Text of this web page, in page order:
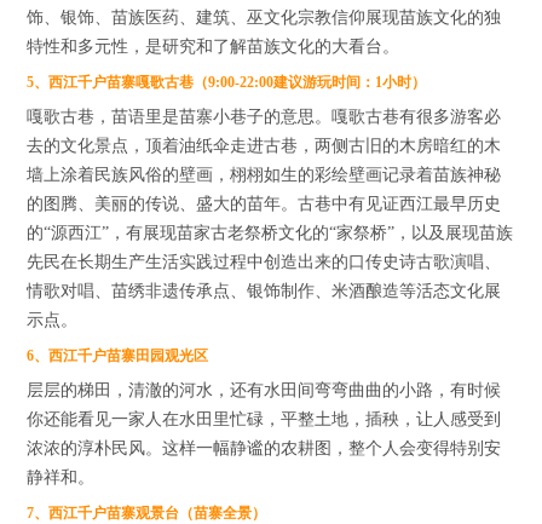
饰、银饰、苗族医药、建筑、巫文化宗教信仰展现苗族文化的独
特性和多元性，是研究和了解苗族文化的大看台。
5、西江千户苗寨嘎歌古巷（9:00-22:00建议游玩时间：1小时）
嘎歌古巷，苗语里是苗寨小巷子的意思。嘎歌古巷有很多游客必
去的文化景点，顶着油纸伞走进古巷，两侧古旧的木房暗红的木
墙上涂着民族风俗的壁画，栩栩如生的彩绘壁画记录着苗族神秘
的图腾、美丽的传说、盛大的苗年。古巷中有见证西江最早历史
的“源西江”，有展现苗家古老祭桥文化的“家祭桥”，以及展现苗族
先民在长期生产生活实践过程中创造出来的口传史诗古歌演唱、
情歌对唱、苗绣非遗传承点、银饰制作、米酒酿造等活态文化展
示点。
6、西江千户苗寨田园观光区
层层的梯田，清澈的河水，还有水田间弯弯曲曲的小路，有时候
你还能看见一家人在水田里忙碌，平整土地，插秧，让人感受到
浓浓的淳朴民风。这样一幅静谧的农耕图，整个人会变得特别安
静祥和。
7、西江千户苗寨观景台（苗寨全景）